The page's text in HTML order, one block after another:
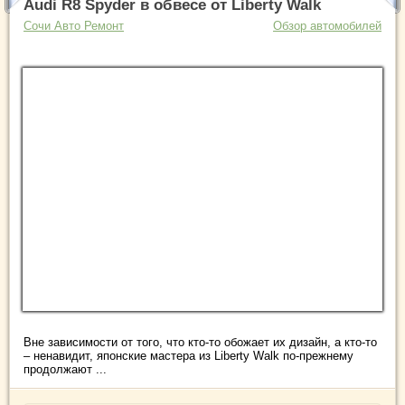
Audi R8 Spyder в обвесе от Liberty Walk
Сочи Авто Ремонт Обзор автомобилей
Вне зависимости от того, что кто-то обожает их дизайн, а кто-то
– ненавидит, японские мастера из Liberty Walk по-прежнему
продолжают ...